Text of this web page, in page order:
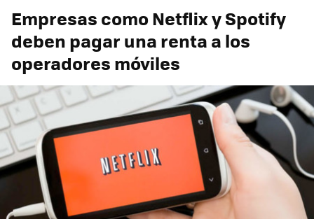
Empresas como Netflix y Spotify
deben pagar una renta a los
operadores móviles